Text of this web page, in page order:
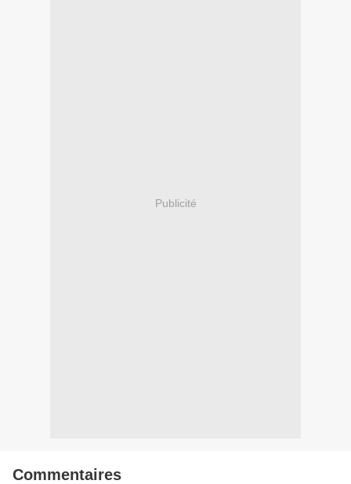
Publicité
Commentaires